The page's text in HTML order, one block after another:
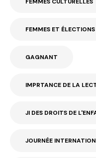
FEMMES ET ÉLECTIONS
GAGNANT
IMPRTANCE DE LA
JI DES DROITS DE
JOURNÉE